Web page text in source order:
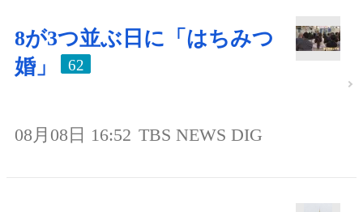
8が3つ並ぶ日に「はちみつ
婚」
62
08月08日 16:52 TBS NEWS DIG